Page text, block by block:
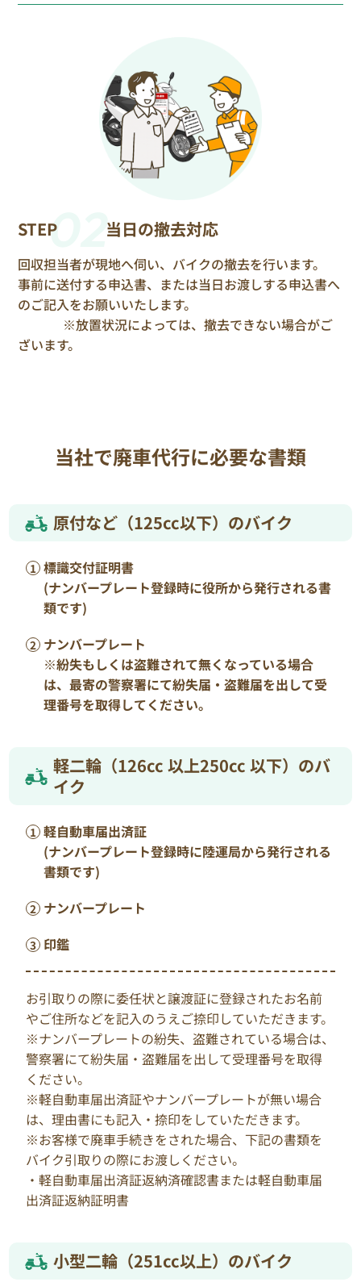
STEP02
当日の撤去対応
回収担当者が現地へ伺い、バイクの撤去を行います。
事前に送付する申込書、または当日お渡しする申込書へ
のご記入をお願いいたします。
※放置状況によっては、撤去できない場合がご
ざいます。
当社で廃車代行に必要な書類
原付など（125cc以下）のバイク
標識交付証明書
(ナンバープレート登録時に役所から発行される書
類です)
ナンバープレート
※紛失もしくは盗難されて無くなっている場合
は、最寄の警察署にて紛失届・盗難届を出して受
理番号を取得してください。
軽二輪（126cc 以上250cc 以下）のバ
イク
軽自動車届出済証
(ナンバープレート登録時に陸運局から発行される
書類です)
ナンバープレート
印鑑
お引取りの際に委任状と譲渡証に登録されたお名前
やご住所などを記入のうえご捺印していただきます。
※ナンバープレートの紛失、盗難されている場合は、
警察署にて紛失届・盗難届を出して受理番号を取得
ください。
※軽自動車届出済証やナンバープレートが無い場合
は、理由書にも記入・捺印をしていただきます。
※お客様で廃車手続きをされた場合、下記の書類を
バイク引取りの際にお渡しください。
・軽自動車届出済証返納済確認書または軽自動車届
出済証返納証明書
小型二輪（251cc以上）のバイク